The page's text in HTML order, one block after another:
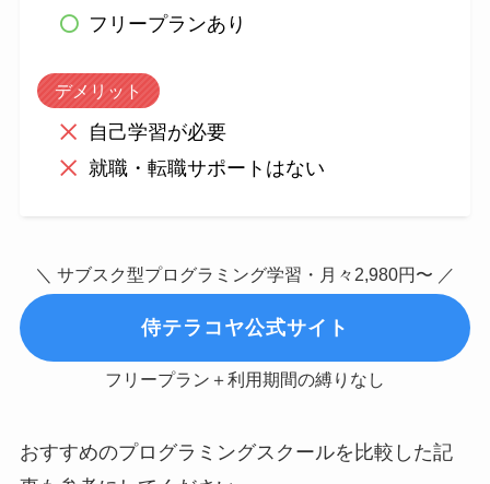
フリープランあり
デメリット
自己学習が必要
就職・転職サポートはない
＼ サブスク型プログラミング学習・月々2,980円〜 ／
侍テラコヤ公式サイト
フリープラン＋利用期間の縛りなし
おすすめのプログラミングスクールを比較した記